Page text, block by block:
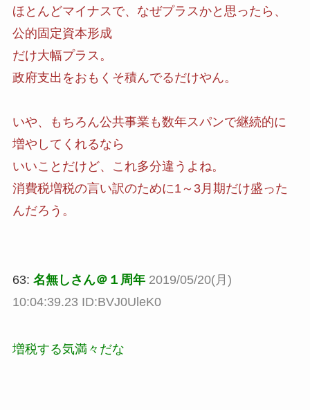
ほとんどマイナスで、なぜプラスかと思ったら、
公的固定資本形成
だけ大幅プラス。
政府支出をおもくそ積んでるだけやん。
いや、もちろん公共事業も数年スパンで継続的に
増やしてくれるなら
いいことだけど、これ多分違うよね。
消費税増税の言い訳のために1～3月期だけ盛った
んだろう。
63: 名無しさん＠１周年 2019/05/20(月)
10:04:39.23 ID:BVJ0UleK0
増税する気満々だな